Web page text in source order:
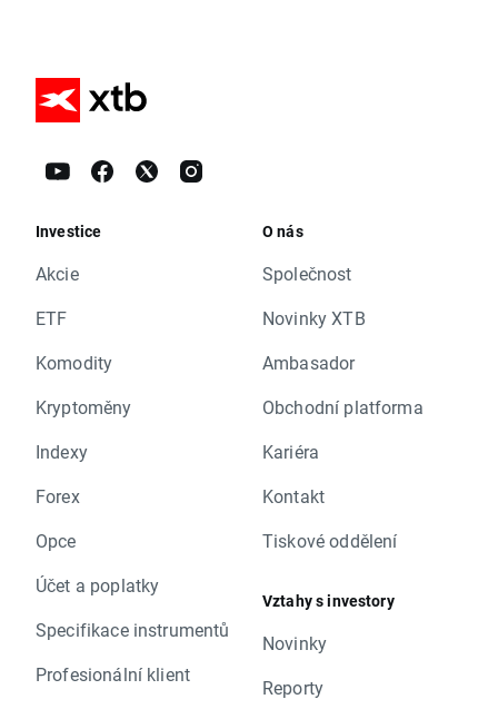
Investice
Akcie
ETF
Komodity
Kryptoměny
Indexy
Forex
Opce
Účet a poplatky
Specifikace instrumentů
Profesionální klient
O nás
Společnost
Novinky XTB
Ambasador
Obchodní platforma
Kariéra
Kontakt
Tiskové oddělení
Vztahy s investory
Novinky
Reporty